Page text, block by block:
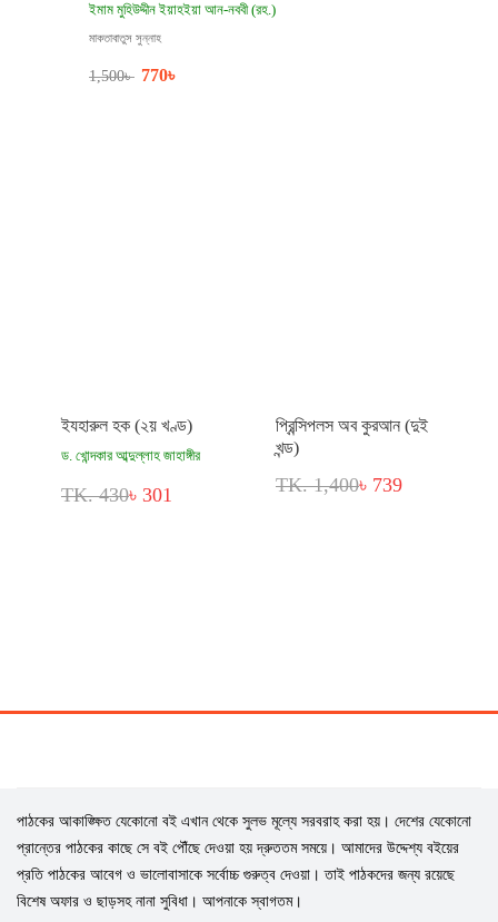
ইমাম মুহিউদ্দীন ইয়াহইয়া আন-নববী (রহ.)
মাকতাবাতুস সুন্নাহ
1,500৳ 770৳
ইযহারুল হক (২য় খণ্ড)
ড. খোন্দকার আব্দুল্লাহ জাহাঙ্গীর
TK. 430৳ 301
প্রিন্সিপলস অব কুরআন (দুই
খন্ড)
TK. 1,400৳ 739
পাঠকের আকাঙ্ক্ষিত যেকোনো বই এখান থেকে সুলভ মূল্যে সরবরাহ করা হয়। দেশের যেকোনো
প্রান্তের পাঠকের কাছে সে বই পৌঁছে দেওয়া হয় দ্রুততম সময়ে। আমাদের উদ্দেশ্য বইয়ের
প্রতি পাঠকের আবেগ ও ভালোবাসাকে সর্বোচ্চ গুরুত্ব দেওয়া। তাই পাঠকদের জন্য রয়েছে
বিশেষ অফার ও ছাড়সহ নানা সুবিধা। আপনাকে স্বাগতম।